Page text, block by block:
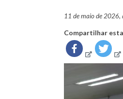
11 de maio de 2026,
Compartilhar